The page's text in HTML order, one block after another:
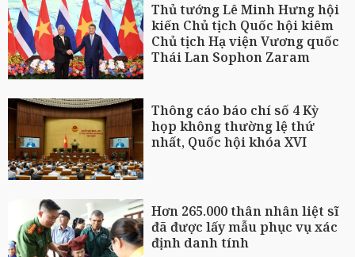
Thủ tướng Lê Minh Hưng hội
kiến Chủ tịch Quốc hội kiêm
Chủ tịch Hạ viện Vương quốc
Thái Lan Sophon Zaram
Thông cáo báo chí số 4 Kỳ
họp không thường lệ thứ
nhất, Quốc hội khóa XVI
Hơn 265.000 thân nhân liệt sĩ
đã được lấy mẫu phục vụ xác
định danh tính